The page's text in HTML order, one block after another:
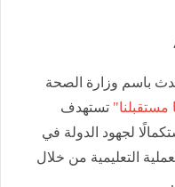
باسم وزارة الصحة
مستقبلنا" تستهدف
لجهود الدولة في
التعليمية من خلال